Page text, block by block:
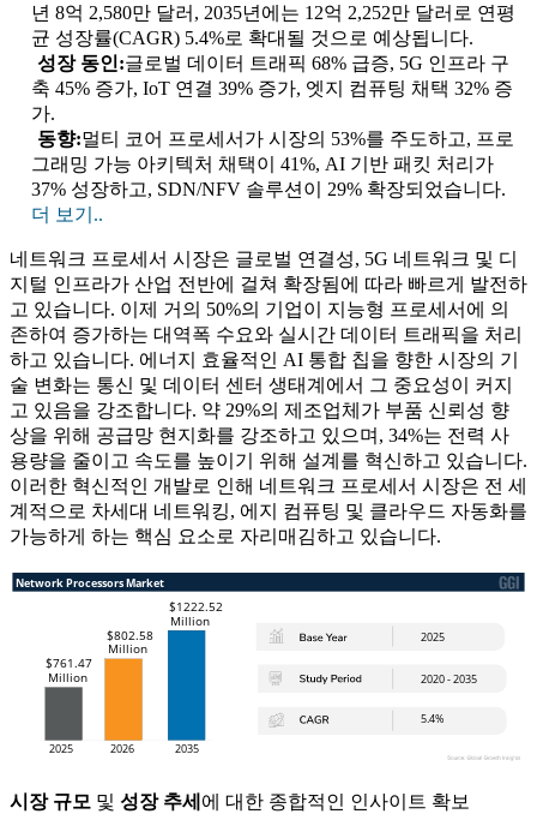
년 8억 2,580만 달러, 2035년에는 12억 2,252만 달러로 연평
균 성장률(CAGR) 5.4%로 확대될 것으로 예상됩니다.
성장 동인:글로벌 데이터 트래픽 68% 급증, 5G 인프라 구
축 45% 증가, IoT 연결 39% 증가, 엣지 컴퓨팅 채택 32% 증
가.
동향:멀티 코어 프로세서가 시장의 53%를 주도하고, 프로
그래밍 가능 아키텍처 채택이 41%, AI 기반 패킷 처리가
37% 성장하고, SDN/NFV 솔루션이 29% 확장되었습니다.
더 보기..
네트워크 프로세서 시장은 글로벌 연결성, 5G 네트워크 및 디
지털 인프라가 산업 전반에 걸쳐 확장됨에 따라 빠르게 발전하
고 있습니다. 이제 거의 50%의 기업이 지능형 프로세서에 의
존하여 증가하는 대역폭 수요와 실시간 데이터 트래픽을 처리
하고 있습니다. 에너지 효율적인 AI 통합 칩을 향한 시장의 기
술 변화는 통신 및 데이터 센터 생태계에서 그 중요성이 커지
고 있음을 강조합니다. 약 29%의 제조업체가 부품 신뢰성 향
상을 위해 공급망 현지화를 강조하고 있으며, 34%는 전력 사
용량을 줄이고 속도를 높이기 위해 설계를 혁신하고 있습니다.
이러한 혁신적인 개발로 인해 네트워크 프로세서 시장은 전 세
계적으로 차세대 네트워킹, 에지 컴퓨팅 및 클라우드 자동화를
가능하게 하는 핵심 요소로 자리매김하고 있습니다.
시장 규모 및 성장 추세 에 대한 종합적인 인사이트 확보